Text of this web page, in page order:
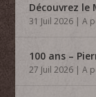
Découvrez le
31 Juil 2026 |A
100 ans –
27 Juil 2026 |A